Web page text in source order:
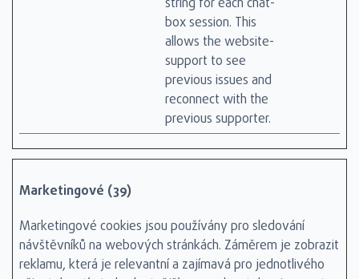
string for each chat-
box session. This
allows the website-
support to see
previous issues and
reconnect with the
previous supporter.
Marketingové (39)
Marketingové cookies jsou používány pro sledování
návštěvníků na webových stránkách. Záměrem je zobrazit
reklamu, která je relevantní a zajímavá pro jednotlivého